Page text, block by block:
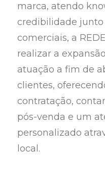
marca, atendo
credibilidade junto
comerciais, a REDE
realizar a
atuação a fim de
clientes,
contratação,
pós-venda e um
personalizado
local.